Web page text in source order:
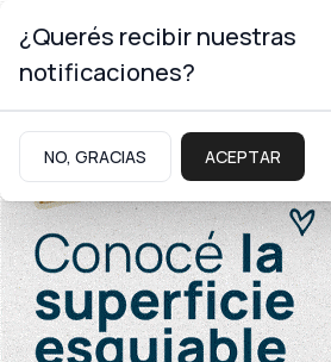
Trabajo
Inclusión laboral
Emplea Neuquén
barrios con 20
atención
¿Querés recibir nuestras
notificaciones?
NO, GRACIAS ACEPTAR